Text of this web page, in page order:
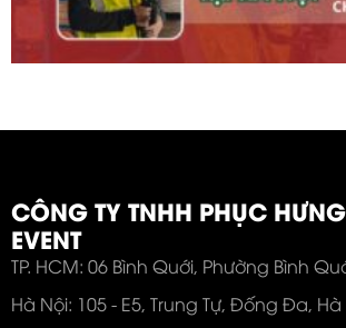
CÔNG TY TNHH PHỤC
EVENT
TP. HCM: 06 Bình Quới, Phường Bình
Hà Nội: 105 - E5, Trung Tự, Đống Đa, Hà